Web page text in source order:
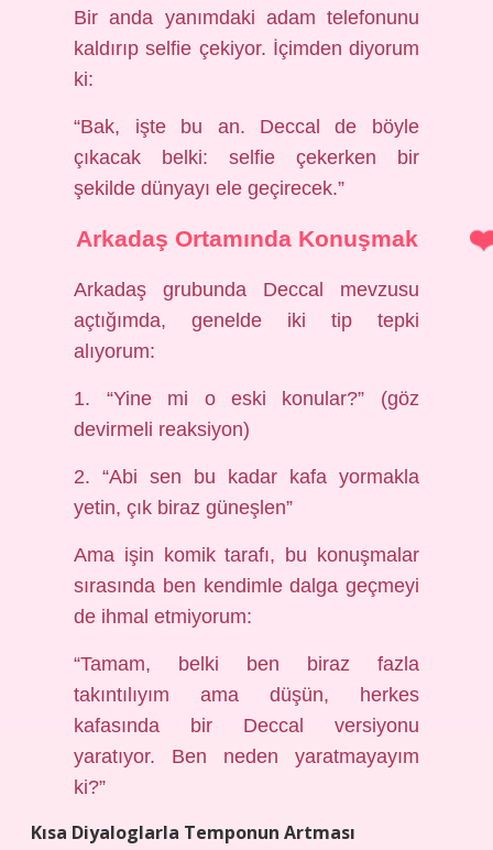
Bir anda yanımdaki adam telefonunu
kaldırıp selfie çekiyor. İçimden diyorum
ki:
“Bak, işte bu an. Deccal de böyle
çıkacak belki: selfie çekerken bir
şekilde dünyayı ele geçirecek.”
Arkadaş Ortamında Konuşmak
Arkadaş grubunda Deccal mevzusu
açtığımda, genelde iki tip tepki
alıyorum:
1. “Yine mi o eski konular?” (göz
devirmeli reaksiyon)
2. “Abi sen bu kadar kafa yormakla
yetin, çık biraz güneşlen”
Ama işin komik tarafı, bu konuşmalar
sırasında ben kendimle dalga geçmeyi
de ihmal etmiyorum:
“Tamam, belki ben biraz fazla
takıntılıyım ama düşün, herkes
kafasında bir Deccal versiyonu
yaratıyor. Ben neden yaratmayayım
ki?”
Kısa Diyaloglarla Temponun Artması